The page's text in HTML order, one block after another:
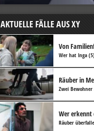
AKTUELLE FÄLLE AUS XY
Von
Wer hat Inga
Räuber in
Zwei Bewohner
Wer erkennt
Räuber